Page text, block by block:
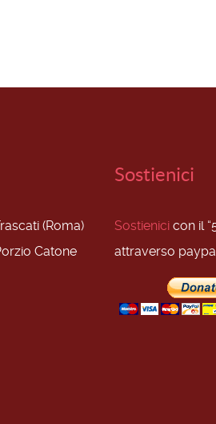
(Roma)
Catone
Sostienici
Sostienici con il
attraverso